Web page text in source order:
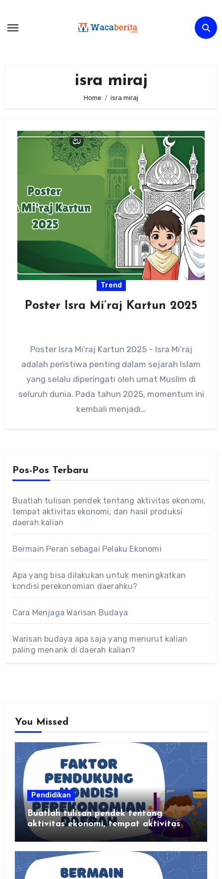
content
isra miraj
Home isra miraj
Trend
Poster Isra Mi’raj Kartun 2025
Poster Isra Mi’raj Kartun 2025 – Isra Mi’raj
adalah peristiwa penting dalam sejarah Islam
yang selalu diperingati oleh umat Muslim di
seluruh dunia. Pada tahun 2025, momentum ini
kembali menjadi…
Pos-Pos Terbaru
Buatlah tulisan pendek tentang aktivitas ekonomi,
tempat aktivitas ekonomi, dan hasil produksi
daerah kalian
Bermain Peran sebagai Pelaku Ekonomi
Apa yang bisa dilakukan untuk meningkatkan
kondisi perekonomian daerahku?
Cara Menjaga Warisan Budaya
Warisan budaya apa saja yang menurut kalian
paling menarik di daerah kalian?
You Missed
Pendidikan
Buatlah tulisan pendek tentang
aktivitas ekonomi, tempat aktivitas
ekonomi, dan hasil produksi daerah
kalian